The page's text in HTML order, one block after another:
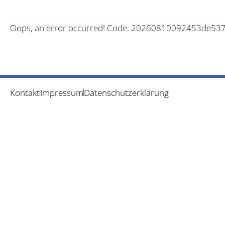
Oops, an error occurred! Code:
KontaktImpressumDatenschutzerklärung